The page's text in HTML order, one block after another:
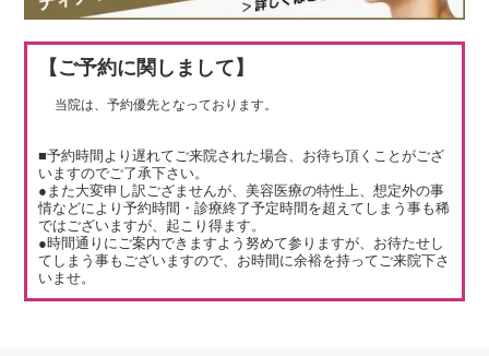
【ご予約に関しまして】
当院は、予約優先となっております。
■予約時間より遅れてご来院された場合、お待ち頂くことがござ
いますのでご了承下さい。
●また大変申し訳ござませんが、美容医療の特性上、想定外の事
情などにより予約時間・診療終了予定時間を超えてしまう事も稀
ではございますが、起こり得ます。
●時間通りにご案内できますよう努めて参りますが、お待たせし
てしまう事もございますので、お時間に余裕を持ってご来院下さ
いませ。